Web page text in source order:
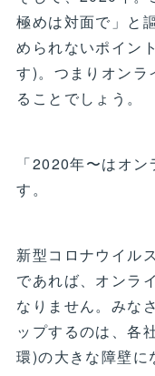
極めは対面で」と
められないポイン
す)。つまりオンラ
ることでしょう。
「2020年〜はオ
す。
新型コロナウイル
であれば、オンラ
なりません。みな
ップするのは、各
環)の大きな障壁に